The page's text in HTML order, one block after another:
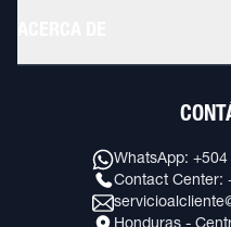
WhatsApp:
Contact Center: